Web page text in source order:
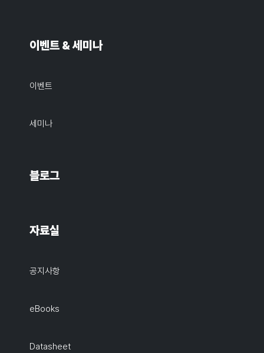
이벤트 & 세미나
이벤트
세미나
블로그
자료실
공지사항
eBooks
Datasheet